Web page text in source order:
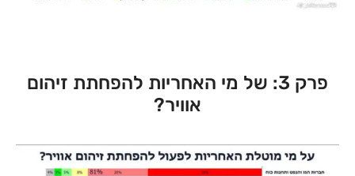
פרק 3: של מי האחריות להפחתת זיהום
אוויר?